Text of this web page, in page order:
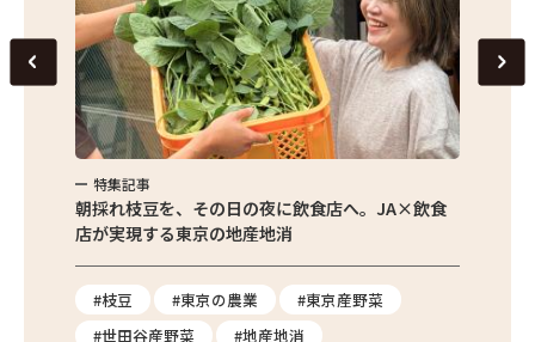
特集記事
朝採れ枝豆を、その日の夜に飲食店へ。JA×飲食
店が実現する東京の地産地消
#枝豆 #東京の農業
#東京産野菜
#世田谷産野菜
#地産地消